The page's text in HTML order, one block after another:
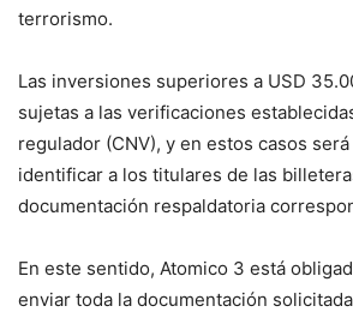
terrorismo.
Las inversiones superiores a USD
sujetas a las verificaciones
regulador (CNV), y en estos casos
identificar a los titulares de las
documentación respaldatoria
En este sentido, Atomico 3 está
enviar toda la documentación